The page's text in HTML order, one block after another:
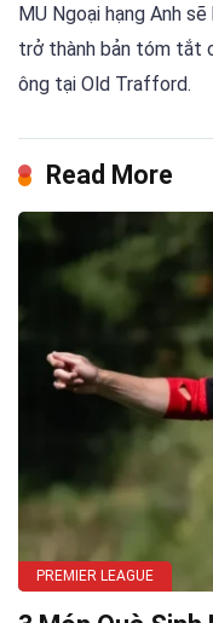
MU Ngoại hạng Anh
trở thành bản tóm tắt
ông tại Old Trafford.
Read More
PREMIER LEAGUE